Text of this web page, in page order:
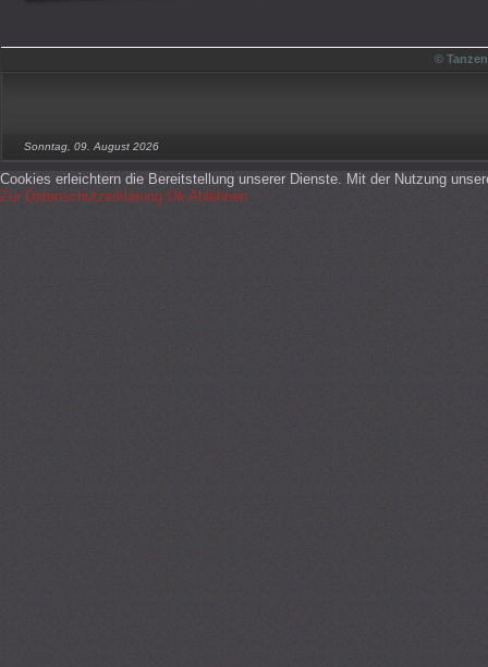
©
Sonntag, 09. August 2026
Cookies erleichtern die Bereitstellung unserer Dienste. Mit der Nutzung
Zur Datenschutzerklärung Ok Ablehnen